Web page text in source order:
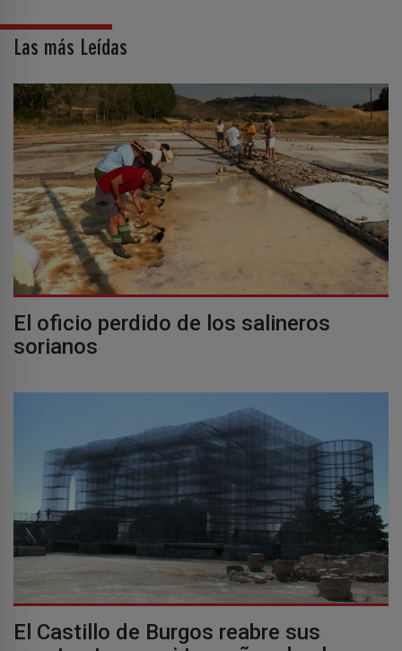
Las más Leídas
El oficio perdido de los salineros
sorianos
El Castillo de Burgos reabre sus